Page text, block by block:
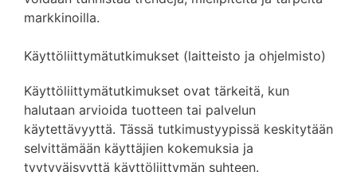
markkinoilla.
Käyttöliittymätutkimukset (laitteisto ja ohjelmisto)
Käyttöliittymätutkimukset ovat tärkeitä, kun
halutaan arvioida tuotteen tai palvelun
käytettävyyttä. Tässä tutkimustyypissä keskitytään
selvittämään käyttäjien kokemuksia ja
tyytyväisyyttä käyttöliittymän suhteen.